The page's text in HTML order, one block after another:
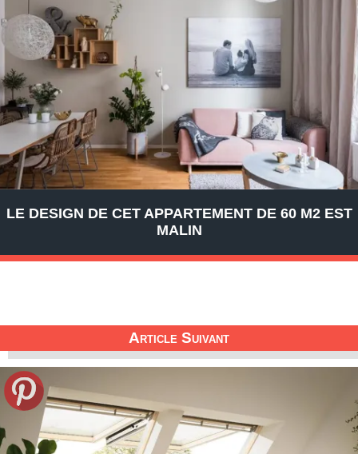
LE DESIGN DE CET APPARTEMENT DE 60 M2 EST
MALIN
Article Suivant